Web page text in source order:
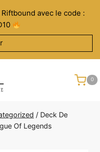
avec le code :
0
/ Deck De
Of Legends